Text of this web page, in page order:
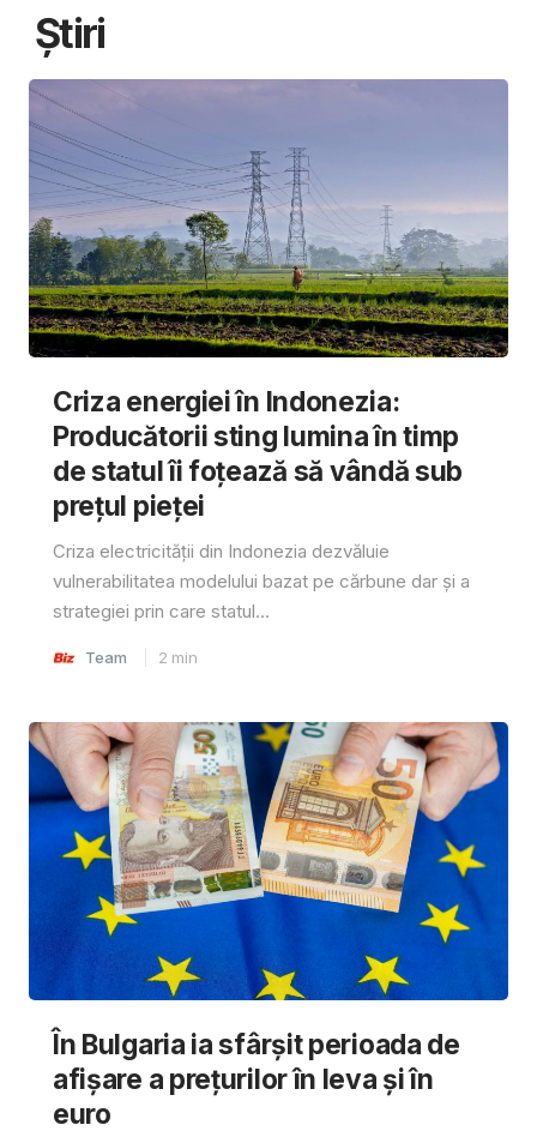
Știri
Criza energiei în Indonezia:
Producătorii sting lumina în timp
de statul îi foțează să vândă sub
prețul pieței
Criza electricității din Indonezia dezvăluie
vulnerabilitatea modelului bazat pe cărbune dar și a
strategiei prin care statul...
Team 2 min
În Bulgaria ia sfârşit perioada de
afișare a prețurilor în ​​leva și în
euro